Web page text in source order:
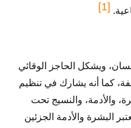
[1]
ويشكل الحاجز الوقائي
كما أنه يشارك في تنظيم
والأدمة، والنسيج تحت
البشرة والأدمة الجزئين